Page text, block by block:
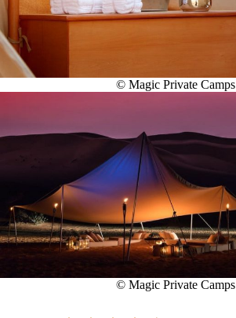
© Magic Private Camps
© Magic Private Camps